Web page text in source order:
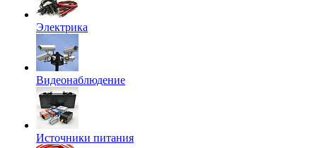
Электрика
Видеонаблюдение
Источники питания